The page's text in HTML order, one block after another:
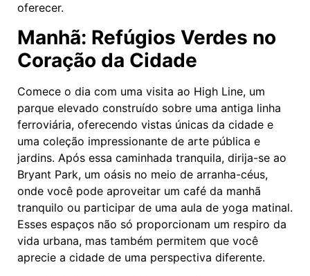
oferecer.
Manhã: Refúgios Verdes no
Coração da Cidade
Comece o dia com uma visita ao High Line, um
parque elevado construído sobre uma antiga linha
ferroviária, oferecendo vistas únicas da cidade e
uma coleção impressionante de arte pública e
jardins. Após essa caminhada tranquila, dirija-se ao
Bryant Park, um oásis no meio de arranha-céus,
onde você pode aproveitar um café da manhã
tranquilo ou participar de uma aula de yoga matinal.
Esses espaços não só proporcionam um respiro da
vida urbana, mas também permitem que você
aprecie a cidade de uma perspectiva diferente.